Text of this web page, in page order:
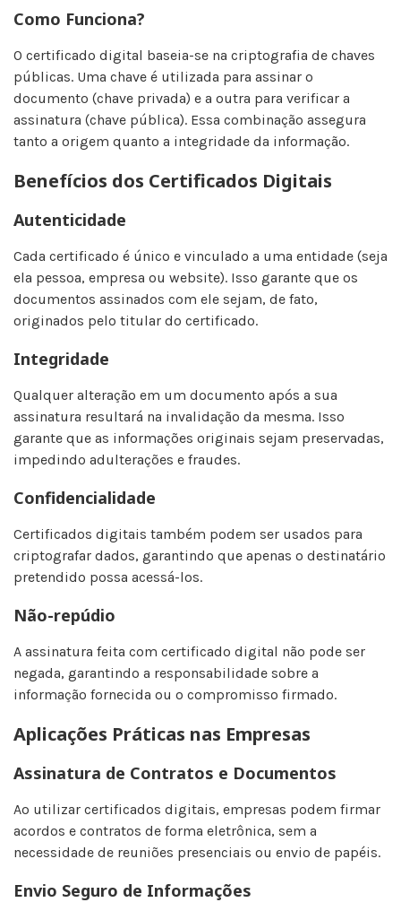
Como Funciona?
O certificado digital baseia-se na criptografia de chaves
públicas. Uma chave é utilizada para assinar o
documento (chave privada) e a outra para verificar a
assinatura (chave pública). Essa combinação assegura
tanto a origem quanto a integridade da informação.
Benefícios dos Certificados Digitais
Autenticidade
Cada certificado é único e vinculado a uma entidade (seja
ela pessoa, empresa ou website). Isso garante que os
documentos assinados com ele sejam, de fato,
originados pelo titular do certificado.
Integridade
Qualquer alteração em um documento após a sua
assinatura resultará na invalidação da mesma. Isso
garante que as informações originais sejam preservadas,
impedindo adulterações e fraudes.
Confidencialidade
Certificados digitais também podem ser usados para
criptografar dados, garantindo que apenas o destinatário
pretendido possa acessá-los.
Não-repúdio
A assinatura feita com certificado digital não pode ser
negada, garantindo a responsabilidade sobre a
informação fornecida ou o compromisso firmado.
Aplicações Práticas nas Empresas
Assinatura de Contratos e Documentos
Ao utilizar certificados digitais, empresas podem firmar
acordos e contratos de forma eletrônica, sem a
necessidade de reuniões presenciais ou envio de papéis.
Envio Seguro de Informações